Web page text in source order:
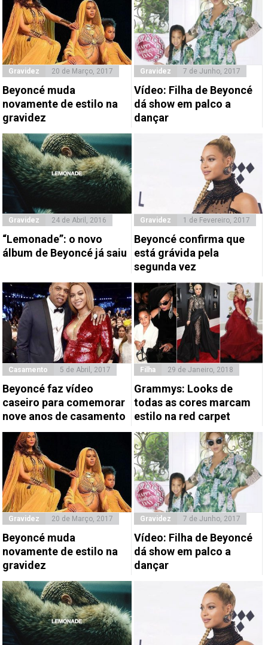
Gravidez 20 de Março, 2017
Beyoncé muda
novamente de estilo na
gravidez
Gravidez 7 de Junho, 2017
Vídeo: Filha de Beyoncé
dá show em palco a
dançar
Gravidez 24 de Abril, 2016
“Lemonade”: o novo
álbum de Beyoncé já saiu
Gravidez 1 de Fevereiro, 2017
Beyoncé confirma que
está grávida pela
segunda vez
Casamento 5 de Abril, 2017
Beyoncé faz vídeo
caseiro para comemorar
nove anos de casamento
Filha 29 de Janeiro, 2018
Grammys: Looks de
todas as cores marcam
estilo na red carpet
Gravidez 20 de Março, 2017
Beyoncé muda
novamente de estilo na
gravidez
Gravidez 7 de Junho, 2017
Vídeo: Filha de Beyoncé
dá show em palco a
dançar